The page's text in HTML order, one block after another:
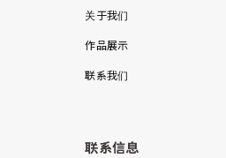
关于我们
作品展示
联系我们
联系信息